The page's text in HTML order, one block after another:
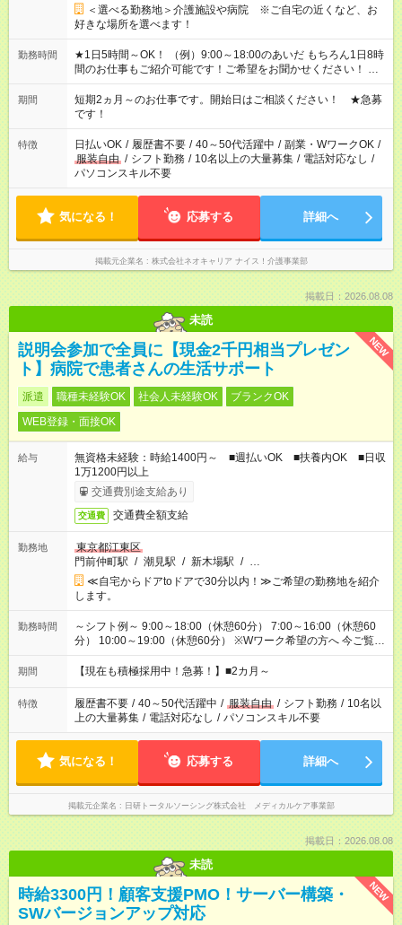
＜選べる勤務地＞介護施設や病院 ※ご自宅の近くなど、お
好きな場所を選べます！
勤務時間
★1日5時間～OK！ （例）9:00～18:00のあいだ もちろん1日8時
間のお仕事もご紹介可能です！ご希望をお聞かせください！ ※
週最低15時間以上の勤務が必要です
期間
短期2ヵ月～のお仕事です。開始日はご相談ください！ ★急募
です！
特徴 日払いOK / 履歴書不要 / 40～50代活躍中 / 副業・WワークOK /
服装自由 / シフト勤務 / 10名以上の大量募集 / 電話対応なし /
パソコンスキル不要
気になる！ 応募する 詳細へ
掲載元企業名 株式会社ネオキャリア ナイス！介護事業部
掲載日：2026.08.08
未読
NEW
説明会参加で全員に【現金2千円相当プレゼン
ト】病院で患者さんの生活サポート
派遣 職種未経験OK 社会人未経験OK
ブランクOK
WEB登録・面接OK
給与
無資格未経験：時給1400円～ ■週払いOK ■扶養内OK ■日収
1万1200円以上
交通費別途支給あり
交通費 交通費全額支給
勤務地
東京都江東区
門前仲町駅 / 潮見駅 / 新木場駅 / …
≪自宅からドアtoドアで30分以内！≫ご希望の勤務地を紹介
します。
勤務時間
～シフト例～ 9:00～18:00（休憩60分） 7:00～16:00（休憩60
分） 10:00～19:00（休憩60分） ※Wワーク希望の方へ 今ご覧の
お仕事で希望する勤務時間と、もう1つのお仕事の勤務時間の合
計が 週40時間を超えなければOKです。
期間 【現在も積極採用中！急募！】■2カ月～
特徴 履歴書不要 / 40～50代活躍中 / 服装自由 / シフト勤務 / 10名以
上の大量募集 / 電話対応なし / パソコンスキル不要
気になる！ 応募する 詳細へ
掲載元企業名 日研トータルソーシング株式会社 メディカルケア事業部
掲載日：2026.08.08
未読
NEW
時給3300円！顧客支援PMO！サーバー構築・
SWバージョンアップ対応